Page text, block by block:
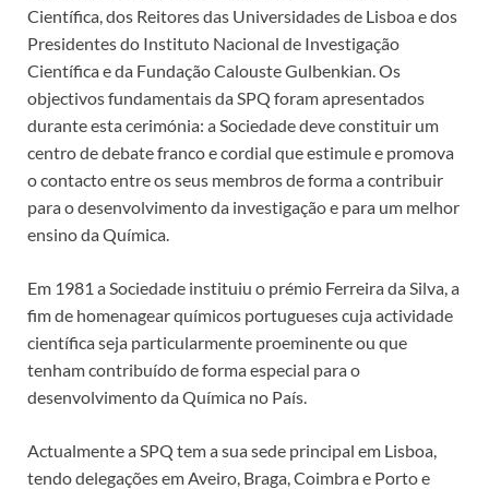
Científica, dos Reitores das Universidades de Lisboa e dos
Presidentes do Instituto Nacional de Investigação
Científica e da Fundação Calouste Gulbenkian. Os
objectivos fundamentais da SPQ foram apresentados
durante esta cerimónia: a Sociedade deve constituir um
centro de debate franco e cordial que estimule e promova
o contacto entre os seus membros de forma a contribuir
para o desenvolvimento da investigação e para um melhor
ensino da Química.
Em 1981 a Sociedade instituiu o prémio Ferreira da Silva, a
fim de homenagear químicos portugueses cuja actividade
científica seja particularmente proeminente ou que
tenham contribuído de forma especial para o
desenvolvimento da Química no País.
Actualmente a SPQ tem a sua sede principal em Lisboa,
tendo delegações em Aveiro, Braga, Coimbra e Porto e